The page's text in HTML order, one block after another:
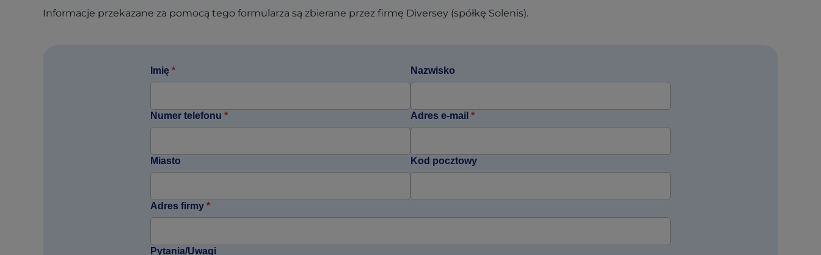
Informacje przekazane za pomocą tego formularza są zbierane przez firmę Diversey (spółkę Solenis).
Imię * Nazwisko
Numer telefonu * Adres e-mail *
Miasto Kod pocztowy
Adres firmy *
Pytania/Uwagi